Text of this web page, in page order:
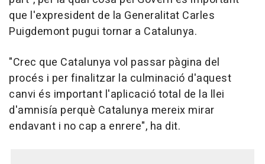
que l'expresident de la Generalitat Carles
Puigdemont pugui tornar a Catalunya.
"Crec que Catalunya vol passar pàgina del
procés i per finalitzar la culminació d'aquest
canvi és important l'aplicació total de la llei
d'amnisía perquè Catalunya mereix mirar
endavant i no cap a enrere", ha dit.